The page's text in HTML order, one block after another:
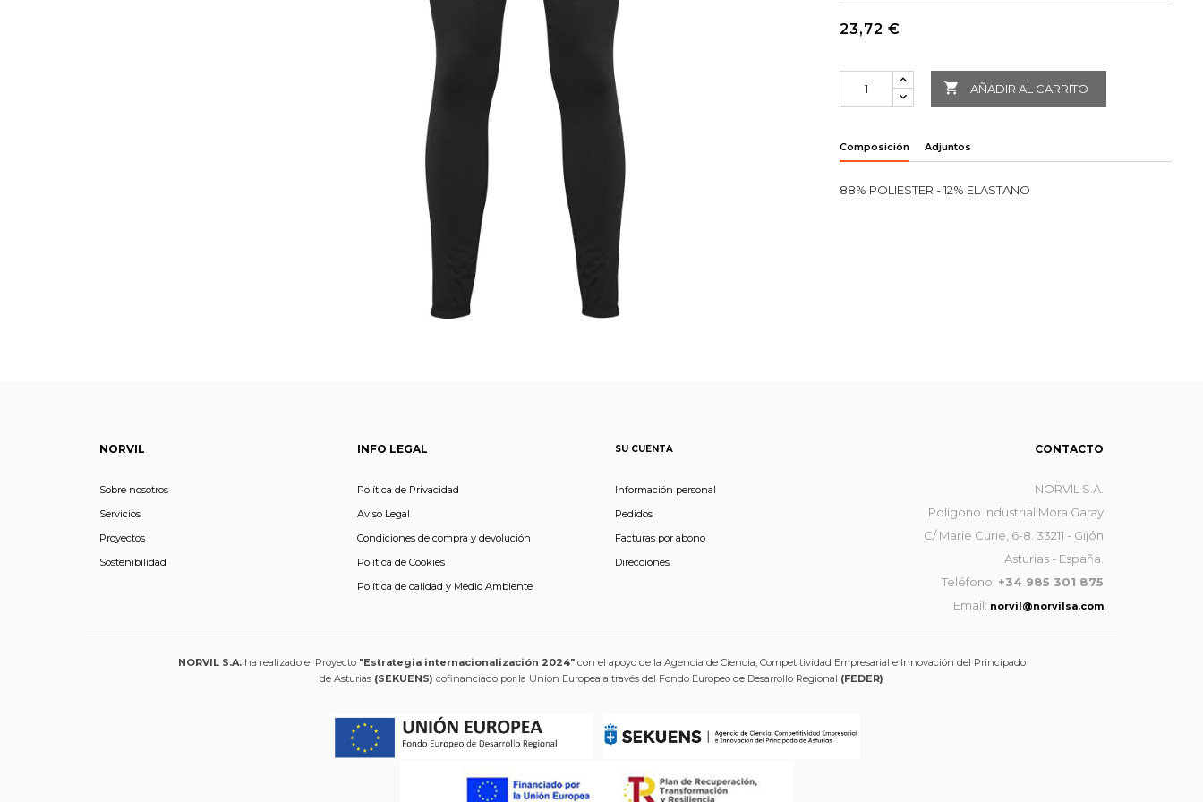
23,72 €
 AÑADIR AL CARRITO
Composición Adjuntos
88% POLIESTER - 12% ELASTANO
NORVIL
Sobre nosotros
Servicios
Proyectos
Sostenibilidad
INFO LEGAL
Política de Privacidad
Aviso Legal
Condiciones de compra y devolución
Política de Cookies
Política de calidad y Medio Ambiente
SU CUENTA
Información personal
Pedidos
Facturas por abono
Direcciones
CONTACTO
NORVIL S.A.
Polígono Industrial Mora Garay
C/ Marie Curie, 6-8. 33211 - Gijón
Asturias - España.
Teléfono: +34 985 301 875
Email: norvil@norvilsa.com
NORVIL S.A.ha realizado el Proyecto "Estrategia internacionalización 2024"con el apoyo de la Agencia de Ciencia, Competitividad Empresarial e Innovación del Principado
de Asturias (SEKUENS) cofinanciado por la Unión Europea a través del Fondo Europeo de Desarrollo Regional (FEDER)